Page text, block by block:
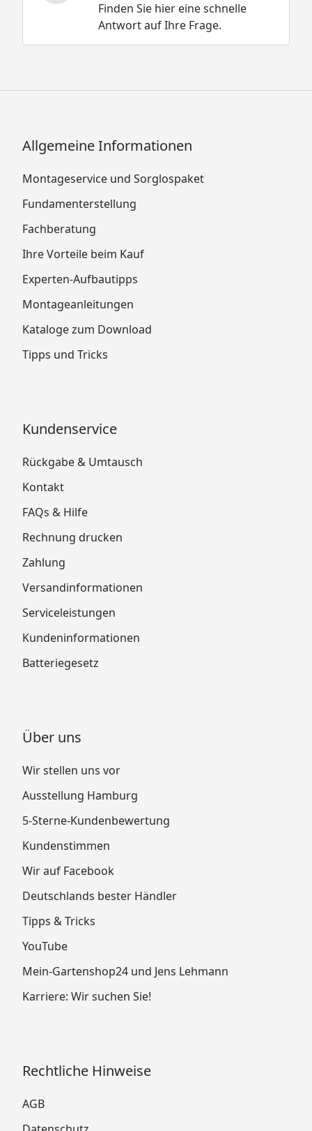
Finden Sie hier eine schnelle
Antwort auf Ihre Frage.
Allgemeine Informationen
Montageservice und Sorglospaket
Fundamenterstellung
Fachberatung
Ihre Vorteile beim Kauf
Experten-Aufbautipps
Montageanleitungen
Kataloge zum Download
Tipps und Tricks
Kundenservice
Rückgabe & Umtausch
Kontakt
FAQs & Hilfe
Rechnung drucken
Zahlung
Versandinformationen
Serviceleistungen
Kundeninformationen
Batteriegesetz
Über uns
Wir stellen uns vor
Ausstellung Hamburg
5-Sterne-Kundenbewertung
Kundenstimmen
Wir auf Facebook
Deutschlands bester Händler
Tipps & Tricks
YouTube
Mein-Gartenshop24 und Jens Lehmann
Karriere: Wir suchen Sie!
Rechtliche Hinweise
AGB